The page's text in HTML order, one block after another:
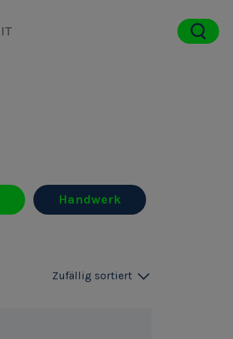
IT
Handwerk
Zufällig sortiert